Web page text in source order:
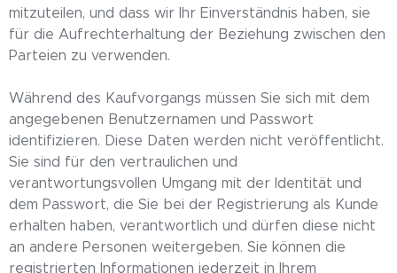
mitzuteilen, und dass wir Ihr Einverständnis haben, sie
für die Aufrechterhaltung der Beziehung zwischen den
Parteien zu verwenden.
Während des Kaufvorgangs müssen Sie sich mit dem
angegebenen Benutzernamen und Passwort
identifizieren. Diese Daten werden nicht veröffentlicht.
Sie sind für den vertraulichen und
verantwortungsvollen Umgang mit der Identität und
dem Passwort, die Sie bei der Registrierung als Kunde
erhalten haben, verantwortlich und dürfen diese nicht
an andere Personen weitergeben. Sie können die
registrierten Informationen jederzeit in Ihrem